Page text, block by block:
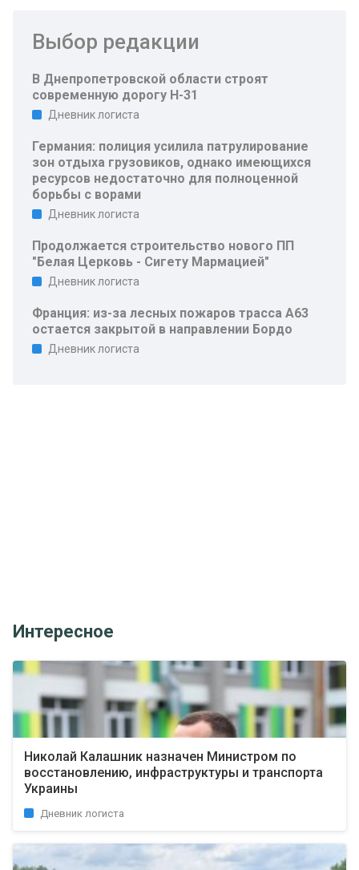
Выбор редакции
В Днепропетровской области строят
современную дорогу Н-31
Дневник логиста
Германия: полиция усилила патрулирование
зон отдыха грузовиков, однако имеющихся
ресурсов недостаточно для полноценной
борьбы с ворами
Дневник логиста
Продолжается строительство нового ПП
"Белая Церковь - Сигету Мармацией"
Дневник логиста
Франция: из-за лесных пожаров трасса A63
остается закрытой в направлении Бордо
Дневник логиста
Интересное
Николай Калашник назначен Министром по
восстановлению, инфраструктуры и транспорта
Украины
Дневник логиста